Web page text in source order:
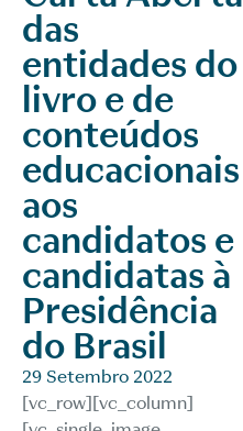
das
entidades do
livro e de
conteúdos
educacionais
aos
candidatos e
candidatas à
Presidência
do Brasil
29 Setembro 2022
[vc_row][vc_column]